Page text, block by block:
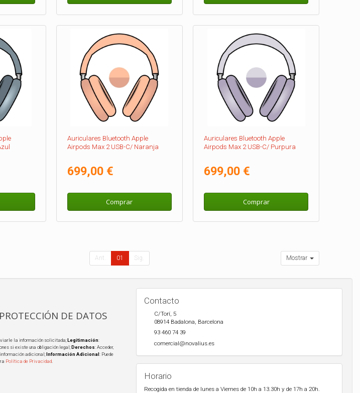
Auriculares Bluetooth Apple
Airpods Max 2 USB-C/ Naranja
699,00 €
Comprar
Auriculares Bluetooth Apple
Airpods Max 2 USB-C/ Purpura
699,00 €
Comprar
Ant. 01 Sig. Mostrar
DE DATOS
la información solicitada;Legitimación:
si existe una obligación legal;Derechos: Acceder,
adicional;Información Adicional: Puede
Política de Privacidad.
Contacto
C/Torí, 5
08914 Badalona, Barcelona
93 460 74 39
comercial@novalius.es
Horario
Recogida en tienda de lunes a Viernes de 10h a 13.30h y de 17h a 20h.